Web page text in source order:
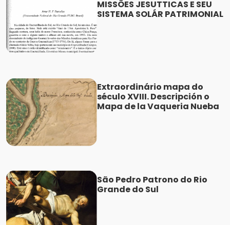
MISSÕES JESUTTICAS E SEU
SISTEMA SOLÁR PATRIMONIAL
Extraordinário mapa do
século XVIII. Descripción o
Mapa de la Vaqueria Nueba
São Pedro Patrono do Rio
Grande do Sul